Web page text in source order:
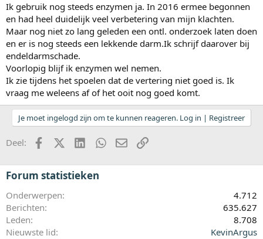
Ik gebruik nog steeds enzymen ja. In 2016 ermee begonnen
en had heel duidelijk veel verbetering van mijn klachten.
Maar nog niet zo lang geleden een ontl. onderzoek laten doen
en er is nog steeds een lekkende darm.Ik schrijf daarover bij
endeldarmschade.
Voorlopig blijf ik enzymen wel nemen.
Ik zie tijdens het spoelen dat de vertering niet goed is. Ik
vraag me weleens af of het ooit nog goed komt.
Je moet ingelogd zijn om te kunnen reageren. Log in | Registreer
Deel: FacebookX (Twitter)LinkedInWhatsApp
E-mailkoppeling
Forum statistieken
Onderwerpen
4.712
Berichten
635.627
Leden
8.708
Nieuwste lid
KevinArgus